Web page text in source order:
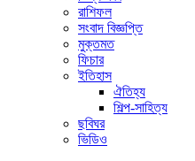
রাশিফল
সংবাদ বিজ্ঞপ্তি
মুক্তমত
ফিচার
ইতিহাস
ঐতিহ্য
শিল্প-সাহিত্য
ছবিঘর
ভিডিও